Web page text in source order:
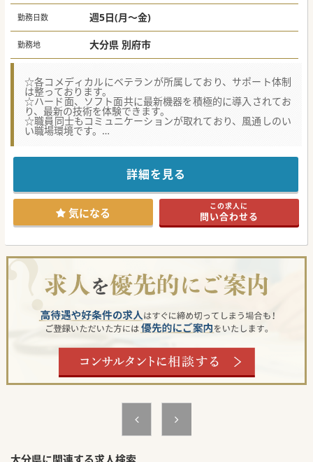
勤務日数 週5日(月～金)
勤務地 大分県 別府市
☆各コメディカルにベテランが所属しており、サポート体制
は整っております。
☆ハード面、ソフト面共に最新機器を積極的に導入されてお
り、最新の技術を体験できます。
☆職員同士もコミュニケーションが取れており、風通しのい
い職場環境です。
■各コメディカル部門には経験豊富なベテランが在籍してお
り、質の高いリハビリテーションを支える強固なサポート体
制が構築されております。
■ハード面とソフト面の両方で最新機器を積極的に導入し続
けており、最先端の技術や治療を日々の臨床で体験できる環
境です。
■職員同士のコミュニケーションが非常に活発で風通しが良
く、職場の垣根を越えた協力体制が根付いたチーム医療を実
【募集背景】
名が来年3月末で退職される予定であり、その後任として新
たな先生をお迎えしたいと考えております。
■リハビリテーションを主役とするチーム医療のさらなる強
化と質の向上を目指す上で、医師によるきめ細やかなフォロ
ーアップが必須条件となっております。
■地域における自立した生活を支援する療養型病院として、
今後もリハビリテーション医療の発展を支えてくださる先生
を求めています。
【具体的な医療機関情報】
■リハビリテーションに特化した116床の療養型病院であ
り、リハビリ部門が主役となって地域医療を担う特徴的な医
■全社員が利用可能な職員寮が整備されており、転居の負担
を軽減できます。また、医師に関しては医師専用の社宅が準
備されており、ご家族で転居することも可能です。
■東京ドーム3個分に相当する広大な敷地を有しており、車
マト栽培なども行われています。 #秋入職可
詳細を見る
気になる この求人に
問い合わせる